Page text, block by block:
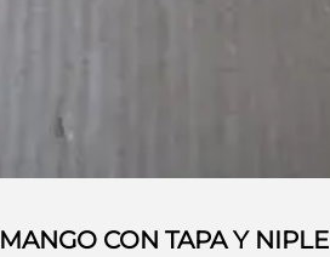
MANGO CON TAPA Y NIPLE